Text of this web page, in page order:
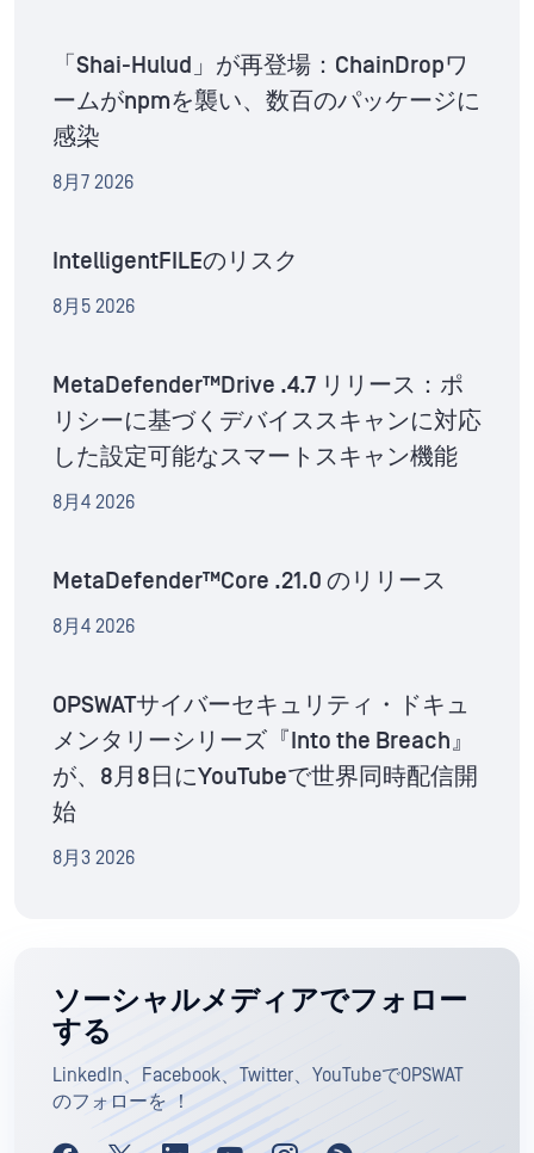
「Shai-Hulud」が再登場：ChainDropワ
ームがnpmを襲い、数百のパッケージに
感染
8月7 2026
IntelligentFILEのリスク
8月5 2026
MetaDefender™Drive .4.7 リリース：ポ
リシーに基づくデバイススキャンに対応
した設定可能なスマートスキャン機能
8月4 2026
MetaDefender™Core .21.0 のリリース
8月4 2026
OPSWATサイバーセキュリティ・ドキュ
メンタリーシリーズ『Into the Breach』
が、8月8日にYouTubeで世界同時配信開
始
8月3 2026
ソーシャルメディアでフォロー
する
LinkedIn、Facebook、Twitter、YouTubeでOPSWAT
のフォローを ！